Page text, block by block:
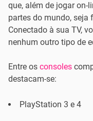
que, além de jogar on-
partes do mundo, seja
Conectado à sua TV,
nenhum outro tipo de
Entre os consoles
destacam-se:
PlayStation 3 e 4